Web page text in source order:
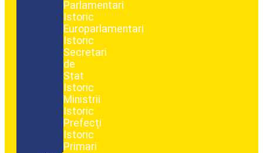
Parlamentari
Istoric
Europarlamentari
Istoric
Secretari
de
Stat
Istoric
Ministrii
Istoric
Prefecți
Istoric
Primari